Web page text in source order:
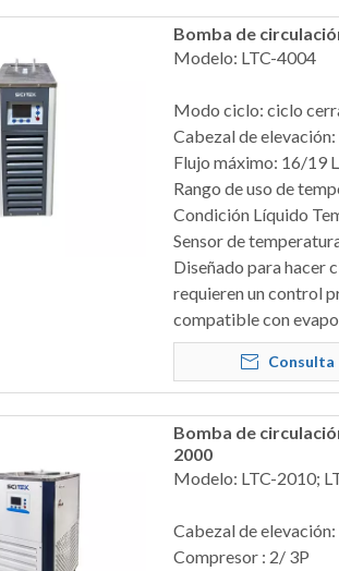
Bomba de
Modelo: LTC-4004
Modo ciclo: ciclo
Cabezal de
Flujo máximo: 16/19
Rango de uso de
Condición Líquido
Sensor de
Diseñado para hacer
requieren un control
compatible con
Consulta
Bomba de
2000
Modelo: LTC-2010;
Cabezal de elevación:
Compresor : 2/ 3P